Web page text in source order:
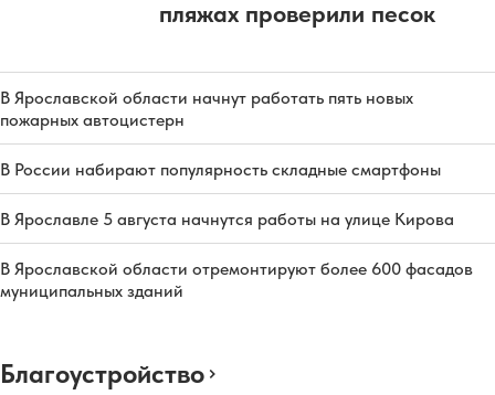
пляжах проверили песок
В Ярославской области начнут работать пять новых
пожарных автоцистерн
В России набирают популярность складные смартфоны
В Ярославле 5 августа начнутся работы на улице Кирова
В Ярославской области отремонтируют более 600 фасадов
муниципальных зданий
Благоустройство